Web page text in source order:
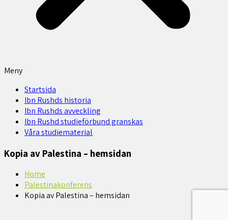
Meny
Startsida
Ibn Rushds historia
Ibn Rushds avveckling
Ibn Rushd studieförbund granskas​
Våra studiematerial
Kopia av Palestina – hemsidan
Home
Palestinakonferens
Kopia av Palestina – hemsidan